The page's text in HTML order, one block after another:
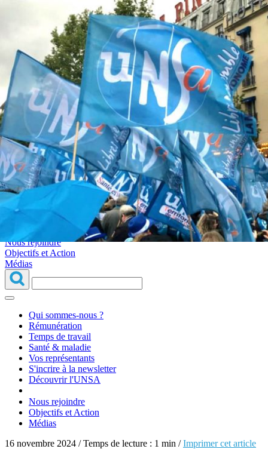
Qui sommes-
nous ?
S'inscrire à la
newsletter
Découvrir
l'UNSA
Rémunération
|
Temps de travail
Santé & maladie
|
Nous rejoindre
Objectifs et Action
Médias
Qui sommes-nous ?
Rémunération
Temps de travail
Santé & maladie
Vos représentants
S'incrire à la newsletter
Découvrir l'UNSA
Nous rejoindre
Objectifs et Action
Médias
16 novembre 2024 / Temps de lecture : 1 min /Imprimer cet article